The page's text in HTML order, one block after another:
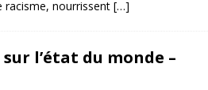
nourrissent […]
l’état du monde –